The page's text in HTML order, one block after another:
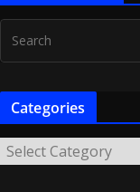
Categories